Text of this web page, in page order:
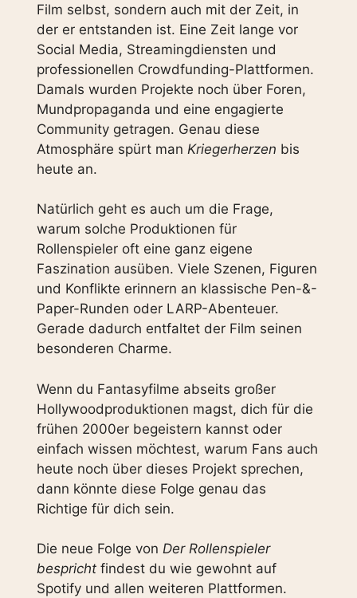
Film selbst, sondern auch mit der Zeit, in
der er entstanden ist. Eine Zeit lange vor
Social Media, Streamingdiensten und
professionellen Crowdfunding-Plattformen.
Damals wurden Projekte noch über Foren,
Mundpropaganda und eine engagierte
Community getragen. Genau diese
Atmosphäre spürt man Kriegerherzen bis
heute an.
Natürlich geht es auch um die Frage,
warum solche Produktionen für
Rollenspieler oft eine ganz eigene
Faszination ausüben. Viele Szenen, Figuren
und Konflikte erinnern an klassische Pen-&-
Paper-Runden oder LARP-Abenteuer.
Gerade dadurch entfaltet der Film seinen
besonderen Charme.
Wenn du Fantasyfilme abseits großer
Hollywoodproduktionen magst, dich für die
frühen 2000er begeistern kannst oder
einfach wissen möchtest, warum Fans auch
heute noch über dieses Projekt sprechen,
dann könnte diese Folge genau das
Richtige für dich sein.
Die neue Folge von Der Rollenspieler
bespricht findest du wie gewohnt auf
Spotify und allen weiteren Plattformen.